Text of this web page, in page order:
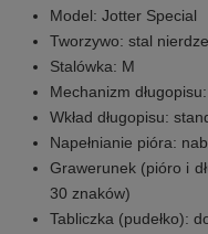
Model: Jotter Special
Tworzywo: stal
Stalówka: M
Mechanizm
Wkład długopisu:
Napełnianie pióra:
Grawerunek (pióro i
30 znaków)
Tabliczka (pudełko):